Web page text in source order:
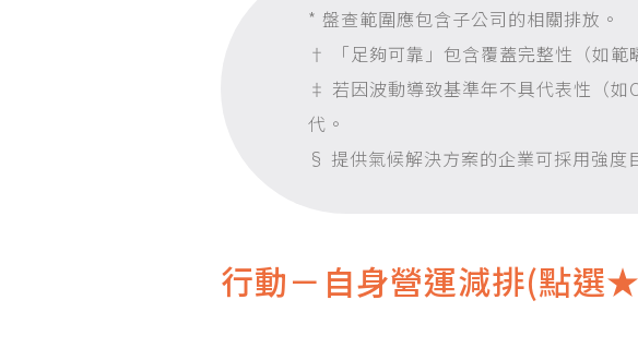
* 盤查範圍應包含子公司的相關排放。
† 「足夠可靠」包含覆蓋完整性（如範
‡ 若因波動導致基準年不具代表性（如
代。
§ 提供氣候解決方案的企業可採用強度
行動－自身營運減排(點選